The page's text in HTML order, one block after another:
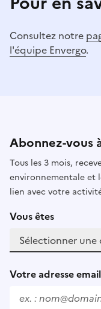
Consultez notre
l'équipe Envergo.
Abonnez-vous
Tous les 3 mois,
environnementale et
lien avec votre
Vous êtes
Votre adresse email